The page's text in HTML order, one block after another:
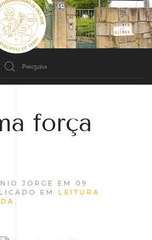
força
JORGE EM 09
EM LEITURA
.